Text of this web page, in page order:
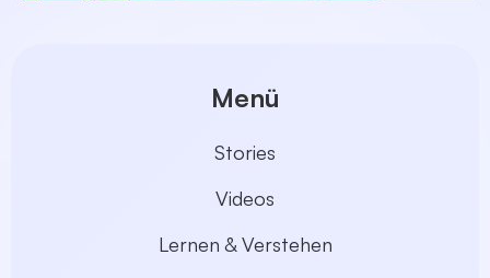
Menü
Stories
Videos
Lernen & Verstehen